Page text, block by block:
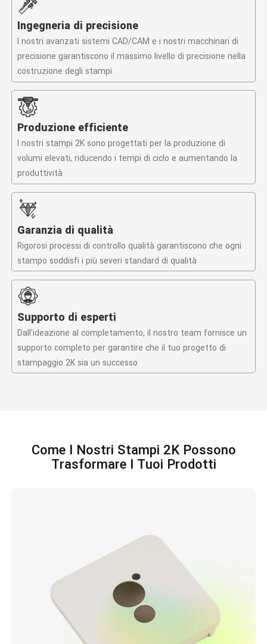
Ingegneria di precisione
I nostri avanzati sistemi CAD/CAM e i nostri macchinari di
precisione garantiscono il massimo livello di precisione nella
costruzione degli stampi
Produzione efficiente
I nostri stampi 2K sono progettati per la produzione di
volumi elevati, riducendo i tempi di ciclo e aumentando la
produttività
Garanzia di qualità
Rigorosi processi di controllo qualità garantiscono che ogni
stampo soddisfi i più severi standard di qualità
Supporto di esperti
Dall'ideazione al completamento, il nostro team fornisce un
supporto completo per garantire che il tuo progetto di
stampaggio 2K sia un successo
Come I Nostri Stampi 2K Possono
Trasformare I Tuoi Prodotti